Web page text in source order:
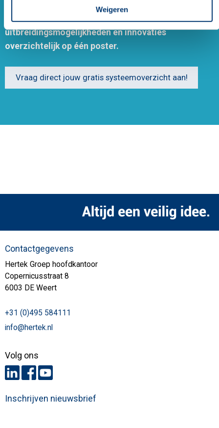
Weigeren
Ontdek de kracht van de Penta 6000
brandmeldcentrale met alle componenten,
uitbreidingsmogelijkheden en innovaties
overzichtelijk op één poster.
Vraag direct jouw gratis systeemoverzicht aan!
Contactgegevens
Hertek Groep hoofdkantoor
Copernicusstraat 8
6003 DE Weert
+31 (0)495 584111
info@hertek.nl
Volg ons
Inschrijven nieuwsbrief